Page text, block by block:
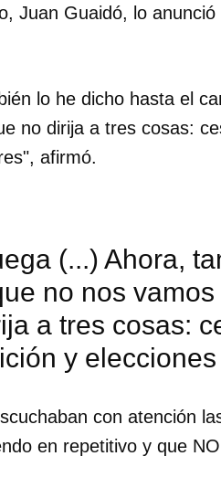
Juan Guaidó, lo anunció
lo he dicho hasta el
no dirija a tres cosas:
afirmó.
(...) Ahora,
no nos
a tres cosas:
y
con atención
en repetitivo y que NO